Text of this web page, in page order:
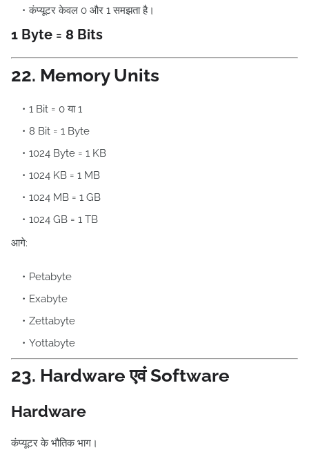
कंप्यूटर केवल 0 और 1 समझता है।
1 Byte = 8 Bits
22. Memory Units
1 Bit = 0 या 1
8 Bit = 1 Byte
1024 Byte = 1 KB
1024 KB = 1 MB
1024 MB = 1 GB
1024 GB = 1 TB
आगे:
Petabyte
Exabyte
Zettabyte
Yottabyte
23. Hardware एवं Software
Hardware
कंप्यूटर के भौतिक भाग।